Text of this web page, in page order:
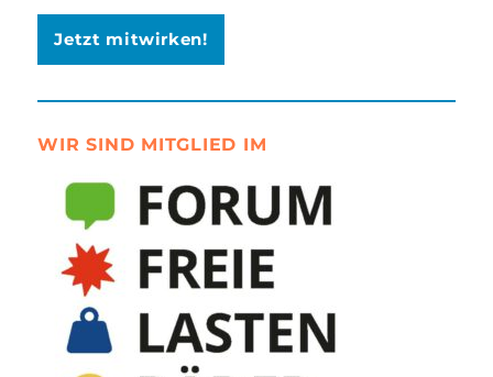
Jetzt mitwirken!
WIR SIND MITGLIED IM